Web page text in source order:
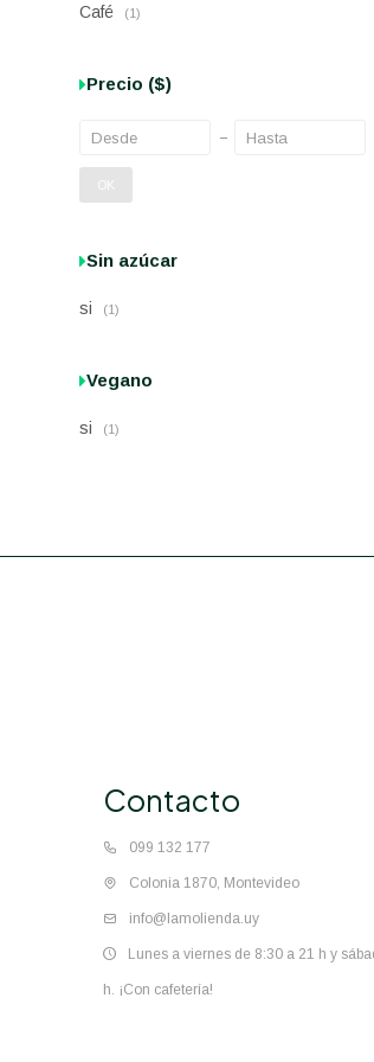
Café (1)
Precio ($)
OK
Sin azúcar
si (1)
Vegano
si (1)
Contacto
099 132 177
Colonia 1870, Montevideo
info@lamolienda.uy
Lunes a viernes de 8:30 a 21 h y
h. ¡Con cafetería!